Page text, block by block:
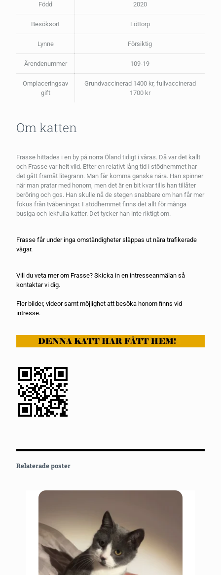
Född 2020
Besöksort Löttorp
Lynne Försiktig
Ärendenummer 109-19
Omplaceringsav
gift
Grundvaccinerad 1400 kr, fullvaccinerad
1700 kr
Om katten
Frasse hittades i en by på norra Öland tidigt i våras. Då var det kallt
och Frasse var helt vild. Efter en relativt lång tid i stödhemmet har
det gått framåt litegrann. Man får komma ganska nära. Han spinner
när man pratar med honom, men det är en bit kvar tills han tillåter
beröring och gos. Han skulle nå de stegen snabbare om han får mer
fokus från tvåbeningar. I stödhemmet finns det allt för många
busiga och lekfulla katter. Det tycker han inte riktigt om.
Frasse får under inga omständigheter släppas ut nära trafikerade
vägar.
Vill du veta mer om Frasse? Skicka in en intresseanmälan så
kontaktar vi dig.
Fler bilder, videor samt möjlighet att besöka honom finns vid
intresse.
Relaterade poster